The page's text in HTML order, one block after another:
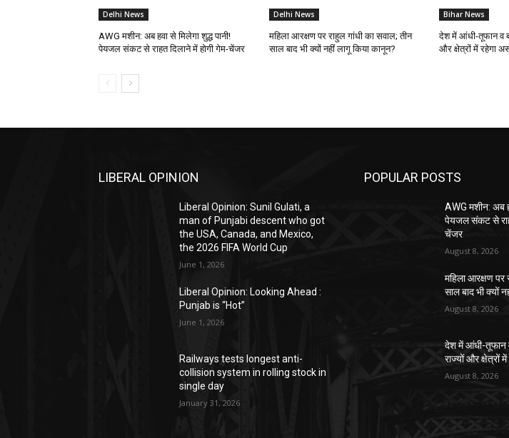
Delhi News
AWG मशीन: अब हवा से मिलेगा शुद्ध पानी!
पेयजल संकट से राहत दिलाने में होगी गेम-चेंजर
Delhi News
महिला आरक्षण पर राहुल गांधी का सवाल; तीन
साल बाद भी क्यों नहीं लागू किया कानून?
Bihar News
देश में आंधी-तूफान व
और क्षेत्रों में रहेगा
LIBERAL OPINION
Liberal Opinion: Sunil Gulati, a
man of Punjabi descent who got
the USA, Canada, and Mexico,
the 2026 FIFA World Cup
June 1, 2026
Liberal Opinion: Looking Ahead :
Punjab is “Hot”
June 1, 2026
Railways tests longest anti-
collision system in rolling stock in
single day
January 31, 2026
POPULAR POSTS
AWG मशीन: अब
पेयजल संकट से
चेंजर
August 8, 2026
महिला आरक्षण पर
साल बाद भी क्यों
August 8, 2026
देश में आंधी-तूफान
राज्यों और क्षेत्रों
August 8, 2026